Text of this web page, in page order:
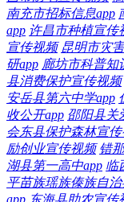
南充市招标信息app
app 许昌市种植宣传
宣传视频 昆明市灾
研app 廊坊市科普知
县消费保护宣传视频
安岳县第六中学app
收公开app 邵阳县关
会东县保护森林宣
励创业宣传视频 错
湖县第一高中app 临
平苗族瑶族傣族自
app 东海县助农宣传